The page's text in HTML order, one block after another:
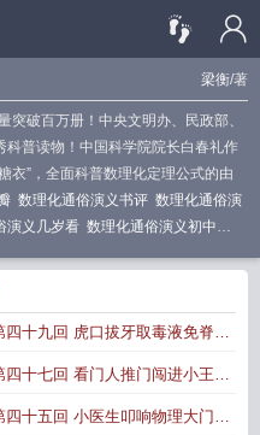
梁衡/著
破百万册！中央文明办、民政部、
普读物！中国科学院院长白春礼作
衣”，全面科普数理化定理公式的由
数理化通俗演义书评 数理化通俗演
演义几岁看 数理化通俗演义初中
么样数理化通俗演义好书推荐数理化
义哪个版本好些数理化通俗演义摘
荐语数理化通俗演义小报数理化通俗
四十九回 虎口拔牙取毒液免脊烧
制疫苗狂犬病的根治
四十七回 看门人推门闯进小王国
镜翁窥镜发现微生物微生物的发
四十五回 小医生叩响物理大门啤